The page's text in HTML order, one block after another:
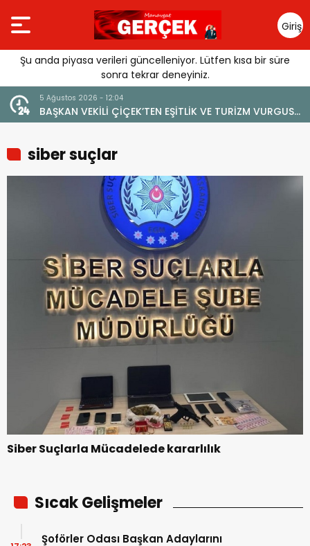
Giriş
Yap
Şu anda piyasa verileri güncelleniyor. Lütfen kısa bir süre
sonra tekrar deneyiniz.
VE TURİZM VURGUSU:
ZARAR VERİLMEMELİ”
4 Ağustos 2026 - 19:47
YENİ BİR DİN: SOSYAL MEDYA
siber suçlar
Siber Suçlarla Mücadelede kararlılık
Sıcak Gelişmeler
Şoförler Odası Başkan Adaylarını